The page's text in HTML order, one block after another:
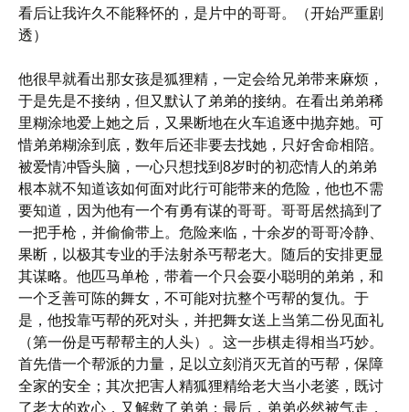
看后让我许久不能释怀的，是片中的哥哥。（开始严重剧
透）
他很早就看出那女孩是狐狸精，一定会给兄弟带来麻烦，
于是先是不接纳，但又默认了弟弟的接纳。在看出弟弟稀
里糊涂地爱上她之后，又果断地在火车追逐中抛弃她。可
惜弟弟糊涂到底，数年后还非要去找她，只好舍命相陪。
被爱情冲昏头脑，一心只想找到8岁时的初恋情人的弟弟
根本就不知道该如何面对此行可能带来的危险，他也不需
要知道，因为他有一个有勇有谋的哥哥。哥哥居然搞到了
一把手枪，并偷偷带上。危险来临，十余岁的哥哥冷静、
果断，以极其专业的手法射杀丐帮老大。随后的安排更显
其谋略。他匹马单枪，带着一个只会耍小聪明的弟弟，和
一个乏善可陈的舞女，不可能对抗整个丐帮的复仇。于
是，他投靠丐帮的死对头，并把舞女送上当第二份见面礼
（第一份是丐帮帮主的人头）。这一步棋走得相当巧妙。
首先借一个帮派的力量，足以立刻消灭无首的丐帮，保障
全家的安全；其次把害人精狐狸精给老大当小老婆，既讨
了老大的欢心，又解救了弟弟；最后，弟弟必然被气走，